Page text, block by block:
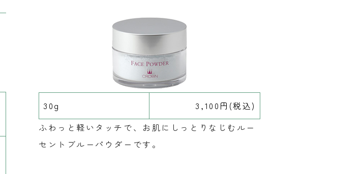
30g
3,100円(税込)
ふわっと軽いタッチで、お肌にしっとりなじむルー
セントブルーパウダーです。